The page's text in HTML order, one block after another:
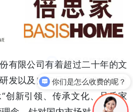
有限公司有着超过二十年的文
发以及自有品牌、销售渠道建
创新引领、传承文化、品质家
你们是怎么收费的呢？